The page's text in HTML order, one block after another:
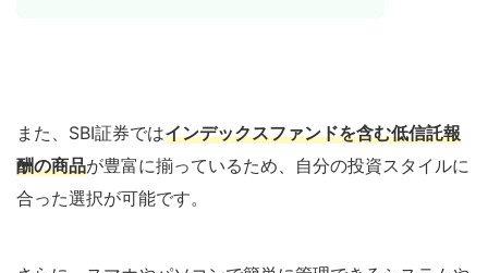
また、SBI証券ではインデックスファンドを含む低信託報
酬の商品が豊富に揃っているため、自分の投資スタイルに
合った選択が可能です。